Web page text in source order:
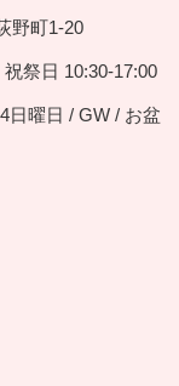
野町1-20
祭日 10:30-17:00
日曜日 / GW / お盆